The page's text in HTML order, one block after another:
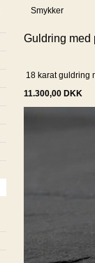
Smykker
Guldring med
18 karat guldring
11.300,00DKK